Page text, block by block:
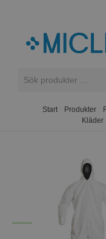
Start Produkter
Kläder